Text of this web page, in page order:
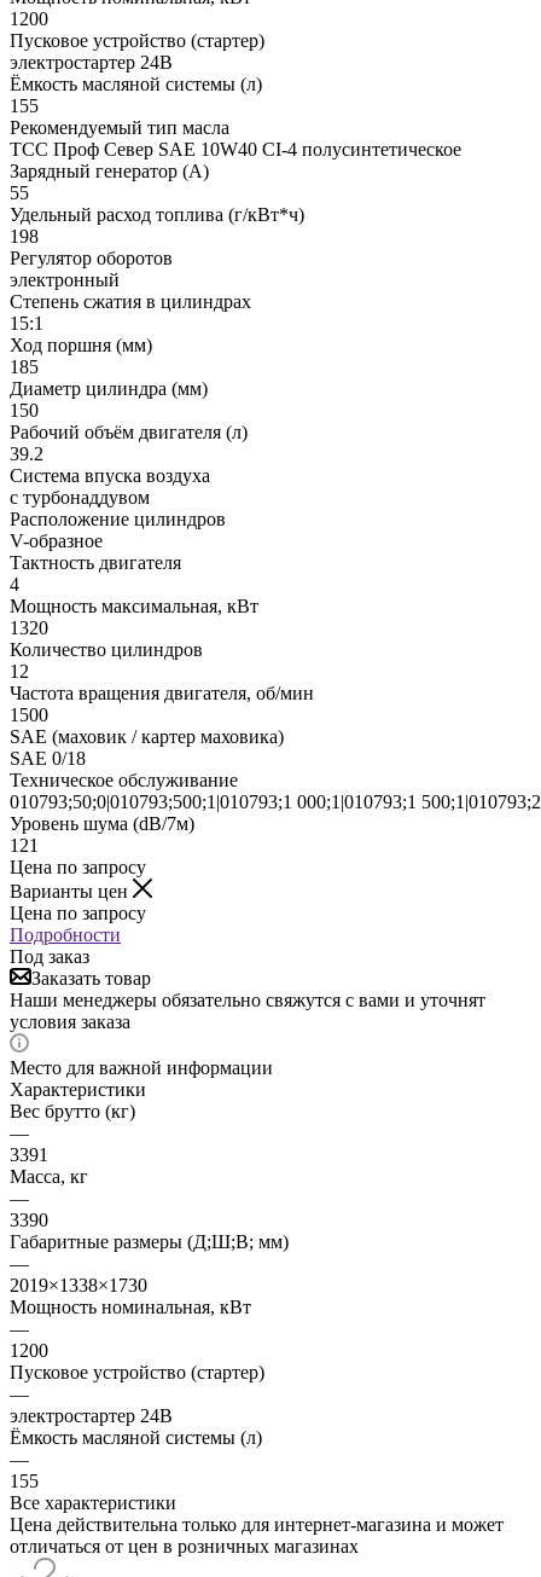
1200
Пусковое устройство (стартер)
электростартер 24В
Ёмкость масляной системы (л)
155
Рекомендуемый тип масла
ТСС Проф Север SAE 10W40 CI-4 полусинтетическое
Зарядный генератор (А)
55
Удельный расход топлива (г/кВт*ч)
198
Регулятор оборотов
электронный
Степень сжатия в цилиндрах
15:1
Ход поршня (мм)
185
Диаметр цилиндра (мм)
150
Рабочий объём двигателя (л)
39.2
Система впуска воздуха
с турбонаддувом
Расположение цилиндров
V-образное
Тактность двигателя
4
Мощность максимальная, кВт
1320
Количество цилиндров
12
Частота вращения двигателя, об/мин
1500
SAE (маховик / картер маховика)
SAE 0/18
Техническое обслуживание
010793;50;0|010793;500;1|010793;1 000;1|010793;1
Уровень шума (dB/7м)
121
Цена по запросу
Варианты цен
Цена по запросу
Подробности
Под заказ
Заказать товар
Наши менеджеры обязательно свяжутся с вами и уточнят
условия заказа
Место для важной информации
Характеристики
Вес брутто (кг)
—
3391
Масса, кг
—
3390
Габаритные размеры (Д;Ш;В; мм)
—
2019×1338×1730
Мощность номинальная, кВт
—
1200
Пусковое устройство (стартер)
—
электростартер 24В
Ёмкость масляной системы (л)
—
155
Все характеристики
Цена действительна только для интернет-магазина и может
отличаться от цен в розничных магазинах